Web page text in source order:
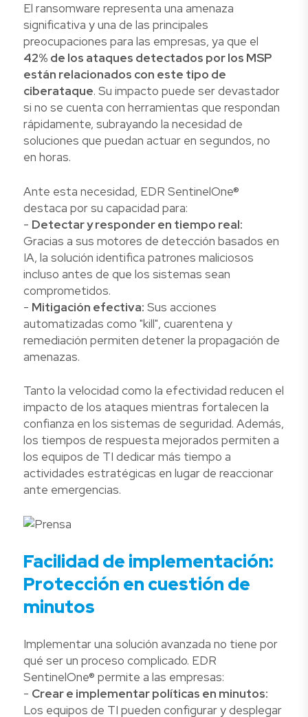
El ransomware representa una amenaza
significativa y una de las principales
preocupaciones para las empresas, ya que el
42% de los ataques detectados por los MSP
están relacionados con este tipo de
ciberataque. Su impacto puede ser devastador
si no se cuenta con herramientas que respondan
rápidamente, subrayando la necesidad de
soluciones que puedan actuar en segundos, no
en horas.
Ante esta necesidad, EDR SentinelOne®
destaca por su capacidad para:
- Detectar y responder en tiempo real:
Gracias a sus motores de detección basados en
IA, la solución identifica patrones maliciosos
incluso antes de que los sistemas sean
comprometidos.
- Mitigación efectiva: Sus acciones
automatizadas como "kill", cuarentena y
remediación permiten detener la propagación de
amenazas.
Tanto la velocidad como la efectividad reducen el
impacto de los ataques mientras fortalecen la
confianza en los sistemas de seguridad. Además,
los tiempos de respuesta mejorados permiten a
los equipos de TI dedicar más tiempo a
actividades estratégicas en lugar de reaccionar
ante emergencias.
Facilidad de implementación:
Protección en cuestión de
minutos
Implementar una solución avanzada no tiene por
qué ser un proceso complicado. EDR
SentinelOne® permite a las empresas:
- Crear e implementar políticas en minutos:
Los equipos de TI pueden configurar y desplegar